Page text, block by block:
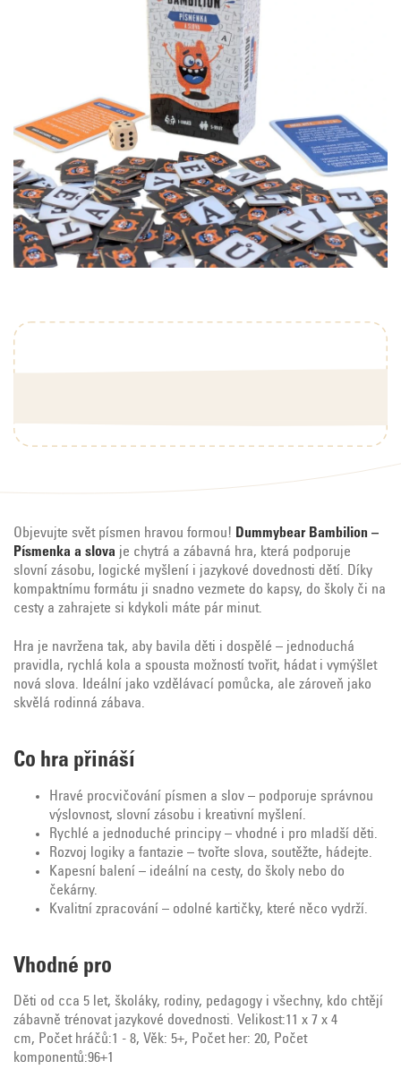
Objevujte svět písmen hravou formou! Dummybear Bambilion –
Písmenka a slova je chytrá a zábavná hra, která podporuje
slovní zásobu, logické myšlení i jazykové dovednosti dětí. Díky
kompaktnímu formátu ji snadno vezmete do kapsy, do školy či na
cesty a zahrajete si kdykoli máte pár minut.
Hra je navržena tak, aby bavila děti i dospělé – jednoduchá
pravidla, rychlá kola a spousta možností tvořit, hádat i vymýšlet
nová slova. Ideální jako vzdělávací pomůcka, ale zároveň jako
skvělá rodinná zábava.
Co hra přináší
Hravé procvičování písmen a slov – podporuje správnou
výslovnost, slovní zásobu i kreativní myšlení.
Rychlé a jednoduché principy – vhodné i pro mladší děti.
Rozvoj logiky a fantazie – tvořte slova, soutěžte, hádejte.
Kapesní balení – ideální na cesty, do školy nebo do
čekárny.
Kvalitní zpracování – odolné kartičky, které něco vydrží.
Vhodné pro
Děti od cca 5 let, školáky, rodiny, pedagogy i všechny, kdo chtějí
zábavně trénovat jazykové dovednosti. Velikost:11 x 7 x 4
cm, Počet hráčů:1 - 8, Věk: 5+, Počet her: 20, Počet
komponentů:96+1